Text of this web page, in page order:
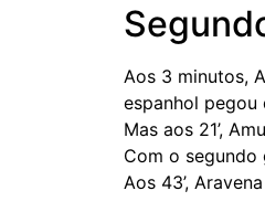
Aos 3 minutos,
espanhol pegou
Mas aos 21’,
Com o segundo
Aos 43’,